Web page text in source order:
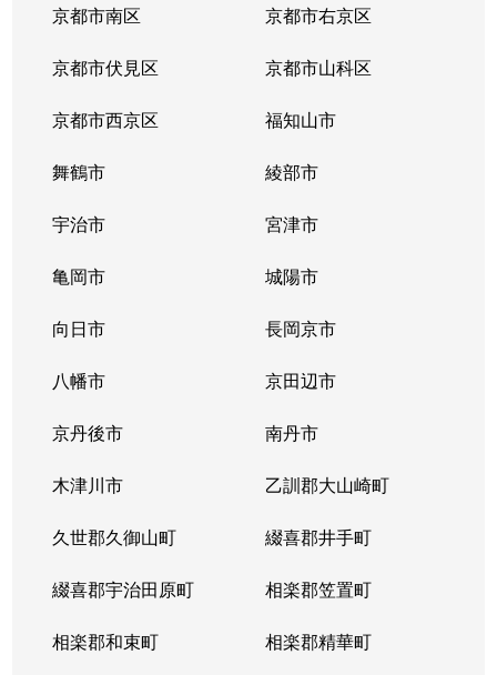
京都市南区 京都市右京区
京都市伏見区 京都市山科区
京都市西京区 福知山市
舞鶴市 綾部市
宇治市 宮津市
亀岡市 城陽市
向日市 長岡京市
八幡市 京田辺市
京丹後市 南丹市
木津川市 乙訓郡大山崎町
久世郡久御山町 綴喜郡井手町
綴喜郡宇治田原町 相楽郡笠置町
相楽郡和束町 相楽郡精華町